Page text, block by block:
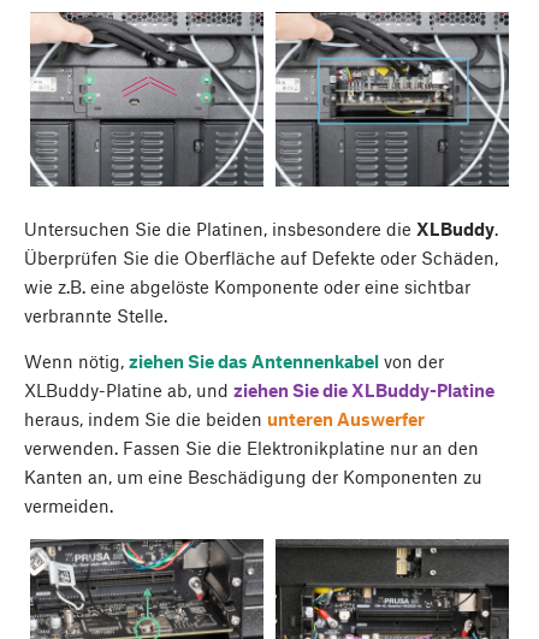
Untersuchen Sie die Platinen, insbesondere die XLBuddy.
Überprüfen Sie die Oberfläche auf Defekte oder Schäden,
wie z.B. eine abgelöste Komponente oder eine sichtbar
verbrannte Stelle.
Wenn nötig, ziehen Sie das Antennenkabel von der
XLBuddy-Platine ab, und ziehen Sie die XLBuddy-Platine
heraus, indem Sie die beiden unteren Auswerfer
verwenden. Fassen Sie die Elektronikplatine nur an den
Kanten an, um eine Beschädigung der Komponenten zu
vermeiden.